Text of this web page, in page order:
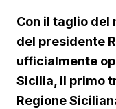
Con il taglio del
del presidente
ufficialmente
Sicilia, il primo
Regione